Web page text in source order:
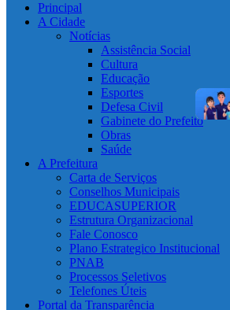
Principal
A Cidade
Notícias
Assistência Social
Cultura
Educação
Esportes
Defesa Civil
Gabinete do Prefeito
Obras
Saúde
A Prefeitura
Carta de Serviços
Conselhos Municipais
EDUCASUPERIOR
Estrutura Organizacional
Fale Conosco
Plano Estrategico Institucional
PNAB
Processos Seletivos
Telefones Úteis
Portal da Transparência